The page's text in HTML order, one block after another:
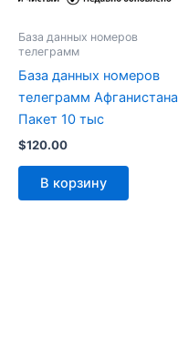
База данных номеров
телеграмм
База данных номеров
телеграмм Афганистана
Пакет 10 тыс
$120.00
В корзину